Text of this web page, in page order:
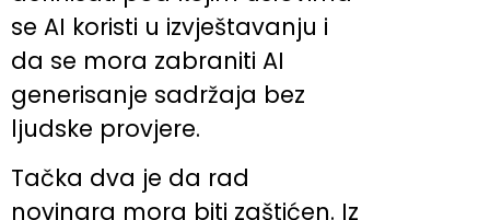
se AI koristi u izvještavanju i
da se mora zabraniti AI
generisanje sadržaja bez
ljudske provjere.
Tačka dva je da rad
novinara mora biti zaštićen. Iz